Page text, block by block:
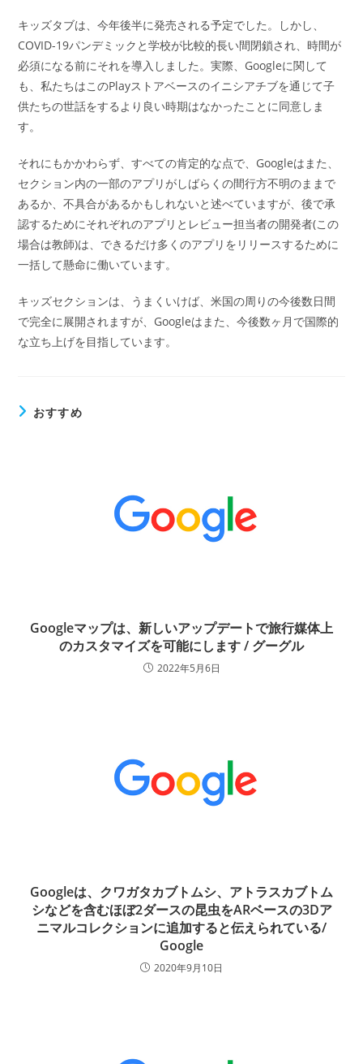
キッズタブは、今年後半に発売される予定でした。しかし、
COVID-19パンデミックと学校が比較的長い間閉鎖され、時間が
必須になる前にそれを導入しました。実際、Googleに関して
も、私たちはこのPlayストアベースのイニシアチブを通じて子
供たちの世話をするより良い時期はなかったことに同意しま
す。
それにもかかわらず、すべての肯定的な点で、Googleはまた、
セクション内の一部のアプリがしばらくの間行方不明のままで
あるか、不具合があるかもしれないと述べていますが、後で承
認するためにそれぞれのアプリとレビュー担当者の開発者(この
場合は教師)は、できるだけ多くのアプリをリリースするために
一括して懸命に働いています。
キッズセクションは、うまくいけば、米国の周りの今後数日間
で完全に展開されますが、Googleはまた、今後数ヶ月で国際的
な立ち上げを目指しています。
おすすめ
Googleマップは、新しいアップデートで旅行媒体上
のカスタマイズを可能にします / グーグル
2022年5月6日
Googleは、クワガタカブトムシ、アトラスカブトム
シなどを含むほぼ2ダースの昆虫をARベースの3Dア
ニマルコレクションに追加すると伝えられている/
Google
2020年9月10日